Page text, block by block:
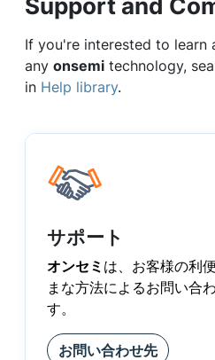
Support and
If you're interested to learn
any onsemi technology,
in Help library.
サポート
オンセミ は、お客様の利
まな方法によるお問い合
す。
お問い合わせ先